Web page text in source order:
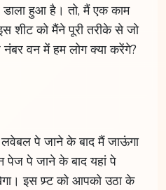
हुआ है। तो, मैं एक काम
शीट को मैंने पूरी तरीके से जो
नंबर वन में हम लोग क्या करेंगे?
पे जाने के बाद मैं जाऊंगा
पे जाने के बाद यहां पे
इस प्र्प्ट को आपको उठा के